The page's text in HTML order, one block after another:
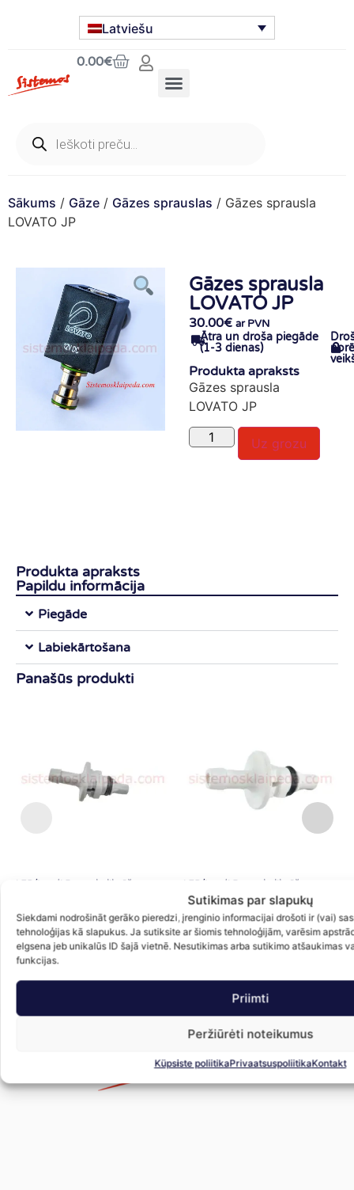
Sutikimas par slapukų
Siekdami nodrošināt gerāko pieredzi, įrenginio informacijai drošoti ir (vai)
tehnoloģijas kā slapukus. Ja sutiksite ar šiomis tehnoloģijām, varēsim
elgsena jeb unikalūs ID šajā vietnē. Nesutikimas arba sutikimo atšaukimas
funkcijas.
Priimti
Peržiūrėti noteikumus
Küpsiste poliitikaPrivaatsuspoliitikaKontakt
Latviešu
0.00€
Sākums / Gāze / Gāzes sprauslas / Gāzes sprausla
LOVATO JP
Gāzes sprausla
LOVATO JP
30.00€ ar PVN
Ātra un droša piegāde
(1-3 dienas)
Produkta apraksts
Gāzes sprausla
LOVATO JP
Uz grozu
Produkta apraksts
Papildu informācija
Piegāde
Labiekārtošana
Panašūs produkti
(I-PLUS)
0.85€ ar PVN
Uz grozu
uzgaļa savienotājs 2,4 mm, balts
(I-PLUS)
0.85€ ar PVN